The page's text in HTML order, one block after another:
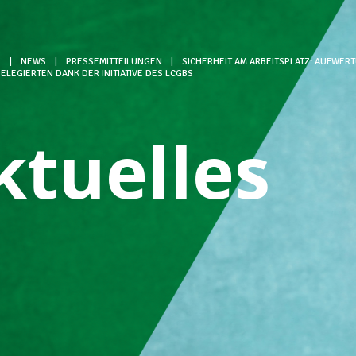
NEWS PRESSEMITTEILUNGEN
SICHERHEIT AM ARBEITSPLATZ:
DANK DER INITIATIVE DES LCGBS